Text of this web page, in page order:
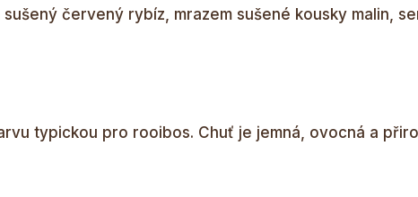
červený rybíz, mrazem sušené kousky malin,
typickou pro rooibos. Chuť je jemná, ovocná a